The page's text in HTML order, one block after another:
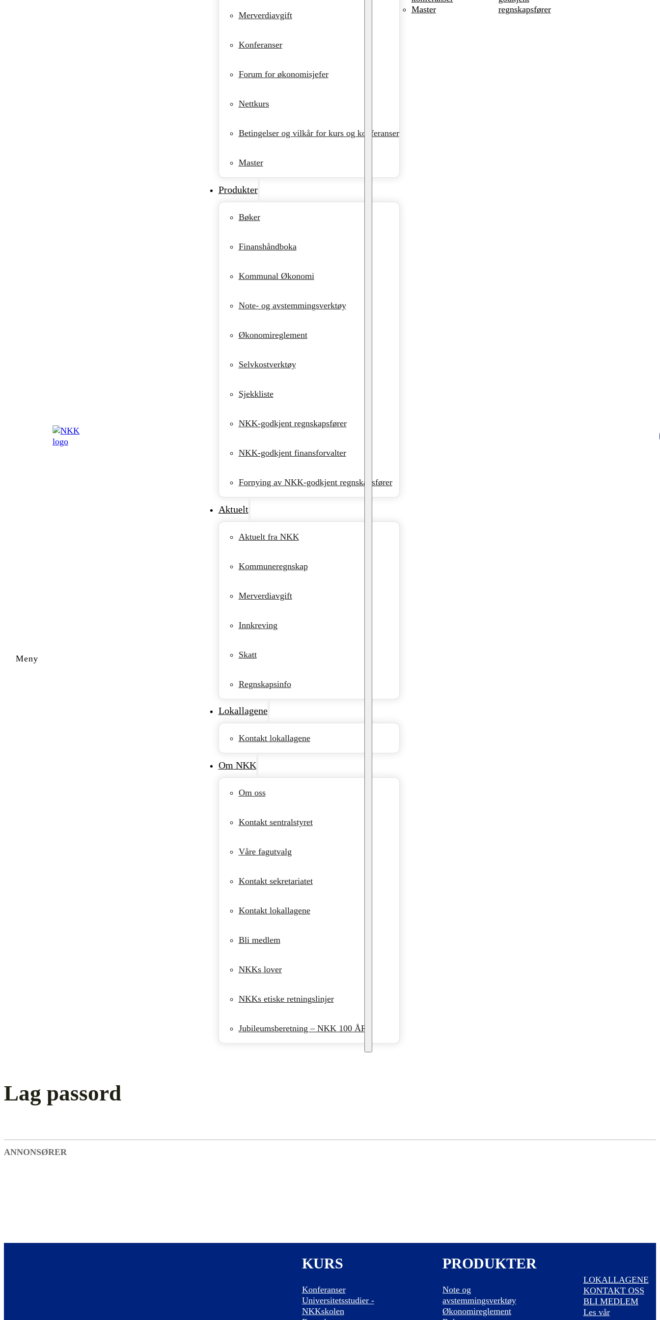
Merverdiavgift
Konferanser
Forum for økonomisjefer
Nettkurs
Betingelser og vilkår for kurs og konferanser
Master
Produkter
Bøker
Finanshåndboka
Kommunal Økonomi
Note- og avstemmingsverktøy
Økonomireglement
Selvkostverktøy
Sjekkliste
NKK-godkjent regnskapsfører
NKK-godkjent finansforvalter
Fornying av NKK-godkjent regnskapsfører
Aktuelt
Aktuelt fra NKK
Kommuneregnskap
Merverdiavgift
Innkreving
Skatt
Regnskapsinfo
Lokallagene
Kontakt lokallagene
Om NKK
Om oss
Kontakt sentralstyret
Våre fagutvalg
Kontakt sekretariatet
Kontakt lokallagene
Bli medlem
NKKs lover
NKKs etiske retningslinjer
Jubileumsberetning – NKK 100 ÅR
Master
regnskapsfører
Lag passord
ANNONSØRER
KURS
Konferanser
Universitetsstudier -
NKKskolen
PRODUKTER
Note og
avstemmingsverktøy
Økonomireglement
LOKALLAGENE
KONTAKT OSS
BLI MEDLEM
Les vår